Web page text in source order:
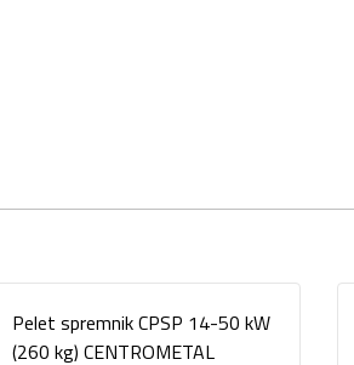
Pelet spremnik CPSP 14-50 kW
(260 kg) CENTROMETAL